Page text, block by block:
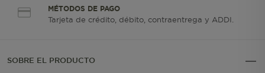
MÉTODOS DE PAGO
Tarjeta de crédito, débito, contraentrega y ADDI.
SOBRE EL PRODUCTO